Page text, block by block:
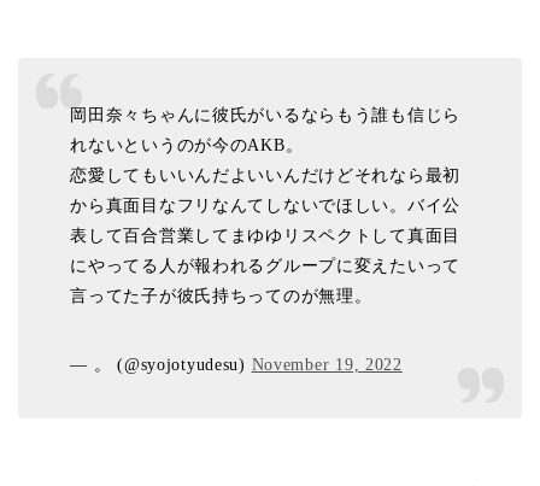
岡田奈々ちゃんに彼氏がいるならもう誰も信じら
れないというのが今のAKB。
恋愛してもいいんだよいいんだけどそれなら最初
から真面目なフリなんてしないでほしい。バイ公
表して百合営業してまゆゆリスペクトして真面目
にやってる人が報われるグループに変えたいって
言ってた子が彼氏持ちってのが無理。
— 。 (@syojotyudesu) November 19, 2022